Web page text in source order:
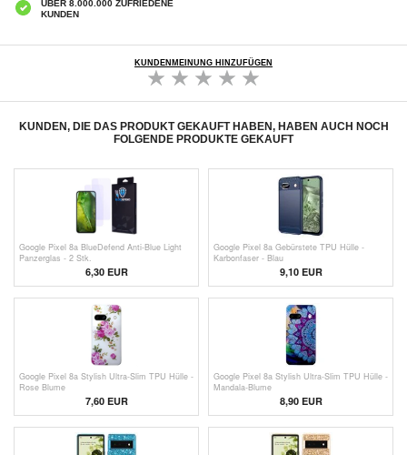
ÜBER 8.000.000 ZUFRIEDENE
KUNDEN
KUNDENMEINUNG HINZUFÜGEN
KUNDEN, DIE DAS PRODUKT GEKAUFT HABEN, HABEN AUCH NOCH
FOLGENDE PRODUKTE GEKAUFT
Google Pixel 8a BlueDefend Anti-Blue Light
Panzerglas - 2 Stk.
6,30EUR
Google Pixel 8a Gebürstete TPU Hülle -
Karbonfaser - Blau
9,10 EUR
Google Pixel 8a Stylish Ultra-Slim TPU Hülle -
Rose Blume
7,60 EUR
Google Pixel 8a Stylish Ultra-Slim TPU Hülle -
Mandala-Blume
8,90 EUR